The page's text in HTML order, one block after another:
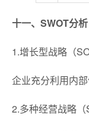
十一、SWOT分析
1.增长型战略（SO
企业充分利用内
2.多种经营战略（